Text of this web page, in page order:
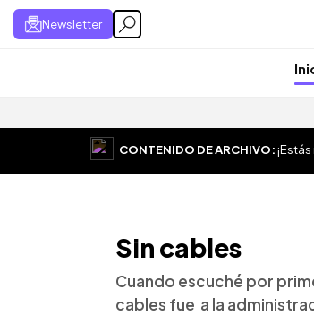
Newsletter
CONTENIDO DE ARCHIVO:
Sin cables
Cuando escuché por
cables fue a la